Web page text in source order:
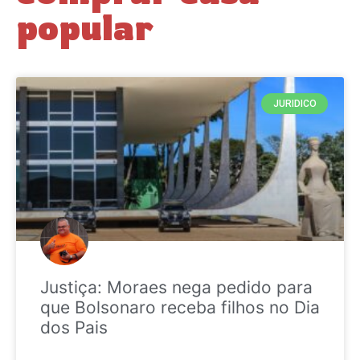
popular
JURIDICO
Justiça: Moraes nega pedido para
que Bolsonaro receba filhos no Dia
dos Pais